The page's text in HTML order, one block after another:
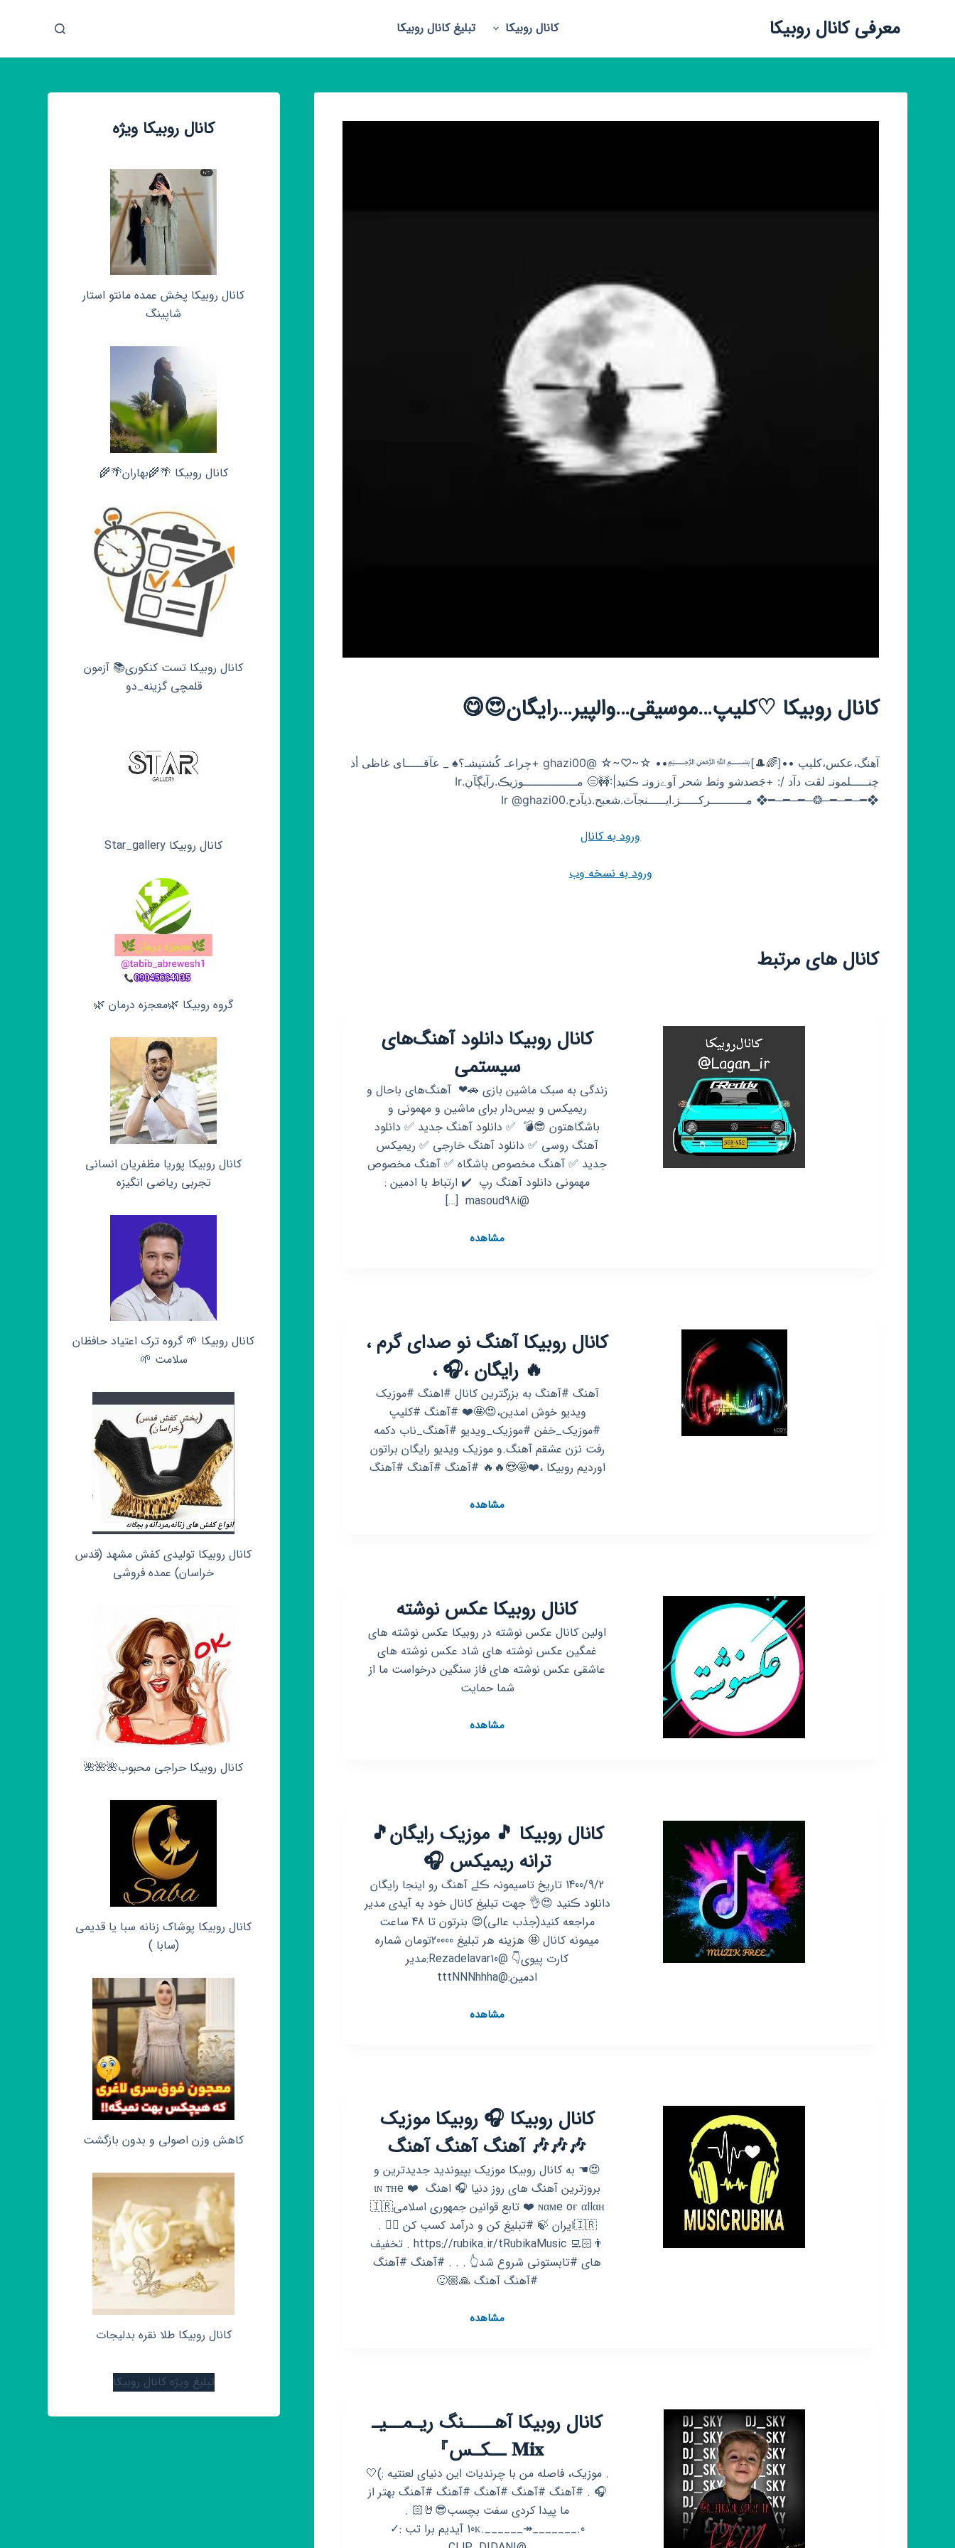
ش
معرفی کانال روبیکا کانال روبیکا تبلیغ کانال روبیکا
کانال روبیکا ♡کلیپ…موسیقی…والپیر…رایگان😍😋
آهنگ،عکس،کلیپ ••[🌈🎩]‌﷽•• ☆~♡~☆ @ghazi00 +چراعـ کُشتیشـ؟♠️ _ عآقـــــای غاظی أذ
ڿنـــــلمونـ لڤت دآد /: +جَصدشو وثط شحر آوےزونـ ڪنید|:🚧😑 مـــــــــــــــوڗیڪ.رآیڳآڹ.Ir
‌❖━─━─━─❂─━─━─━❖ مــــــــــرکـــــز.ایـــــنجآث.شعبح.ذیآدح.Ir @ghazi00
ورود به کانال
ورود به نسخه وب
کانال های مرتبط
کانال روبیکا دانلود آهنگ‌های
سیستمی
زندگی به سبک ماشین بازی 🚗❤ ‌‌ آهنگ‌های باحال و
ریمیکس و بیس‌دار برای ماشین و مهمونی و
باشگاهتون 😎💣 ‌ ✅️ دانلود آهنگ جدید ✅️ دانلود
آهنگ روسی ✅️ دانلود آهنگ خارجی ✅️ ریمیکس
جدید ✅️ آهنگ مخصوص باشگاه ✅️ آهنگ مخصوص
مهمونی دانلود آهنگ رپ ‌‌ ⁦✔️⁩ ارتباط با ادمین :
@masoud98i ‌ […]
مشاهدهکانال
کانال روبیکا آهنگ نو صدای گرم ،
🔥 رایگان ،🎧 ،
آهنگ #آهنگ به بزرگترین کانال #اهنگ #موزیک
ویدیو خوش امدین،😍🤩❤️ #آهنگ #کلیپ
#موزیک_خفن #موزیک_ویدیو #آهنگ_ناب دکمه
رفت نزن عشقم آهنگ.و موزیک ویدیو رایگان براتون
اوردیم روبیکا ،❤️🤩😍🔥🔥 #آهنگ #آهنگ #آهنگ
مشاهدهکانال
،
رایگان
،
🎧
،
کانال روبیکا عکس نوشته
اولین کانال عکس نوشته در روبیکا عکس نوشته های
غمگین عکس نوشته های شاد عکس نوشته های
عاشقی عکس نوشته های فاز سنگین درخواست ما از
شما حمایت
مشاهدهکانال
کانال روبیکا 🎵 موزیک رایگان🎵
ترانه ریمیکس 🎧
1400/9/2 تاریخ تاسیمونہ ڪلے آهنگ رو اینجا رایگان
دانلود ڪنید 😍👌 جهت تبلیغ کانال خود به آیدی مدیر
مراجعه کنید(جذب عالی)😍 بنرتون تا 48 ساعت
میمونه کانال 🤩 هزینه هر تبلیغ 20000تومان شماره
کارت پیوی👇 @Rezadelavar10:مدیر
ادمین:@tttNNNhhha
مشاهدهکانال
ریمیکس
🎧
کانال روبیکا 🎧 روبیکا موزیک
🎶🎶🎶 آهنگ آهنگ آهنگ
😍☚ به کانال روبیکا موزیک بپیوندید جدیدترین و
بروزترین آهنگ های روز دنیا 🎧 اهنگ ‌ ❤️ ιɴ тнe
ایران🇮🇷⁩ 🍃 #تبلیغ کن و درآمد کسب کن 👇🏿 .
👨🏻‍💻 https://rubika.ir/tRubikaMusic . تخفیف
های #تابستونی شروع شد👆 . . . #آهنگ #آهنگ
#آهنگ آهنگ 🙏🏼🙂
مشاهدهکانال
آهنگ
آهنگ
آهنگ
کانال روبیکا آهــــنگ ریـمــیـ
𝐌𝐢𝐱 ــکـس』
. موزیک، فاصله من با چرندیات این دنیای لعنتیه :)🤍
🎧 . #آهنگ #آهنگ #آهنگ #آهنگ #آهنگ بهتر از
ما پیدا کردی سفت بچسب😎🤘🏻 .
0._______↠______.10ᴋ آیدیم برا تب :✓
کانال روبیکا ویژه
کانال روبیکا پخش عمده مانتو استار
شاپینگ
کانال روبیکا 🌴🌾بهاران🌴🌾
کانال روبیکا تست کنکوری📚 آزمون
قلمچی‌‌ گزینه_دو
کانال روبیکا Star_gallery
گروه روبیکا 🌿معجزه درمان 🌿
کانال روبیکا پوریا مظفریان انسانی
تجربی ریاضی انگیزه
کانال روبیکا 🌱 گروه ترک اعتیاد حافظان
سلامت 🌱
کانال روبیکا تولیدی کفش مشهد (قدس
خراسان) عمده فروشی
کانال روبیکا حراجی محبوب🌺🌺🌺
کانال روبیکا پوشاک زنانه سبا یا قدیمی
(سابا )
کاهش وزن اصولی و بدون بازگشت
کانال روبیکا طلا نقره بدلیجات
تبلیغ ویژه کانال روبیکا